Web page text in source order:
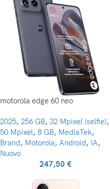
motorola edge 60 neo
2025, 256 GB, 32 Mpixel (selfie),
50 Mpixel, 8 GB, MediaTek,
Brand, Motorola, Android, IA,
Nuovo
247,50 €